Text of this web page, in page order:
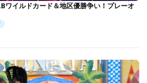
ワイルドカード＆地区優勝争い！プレーオ